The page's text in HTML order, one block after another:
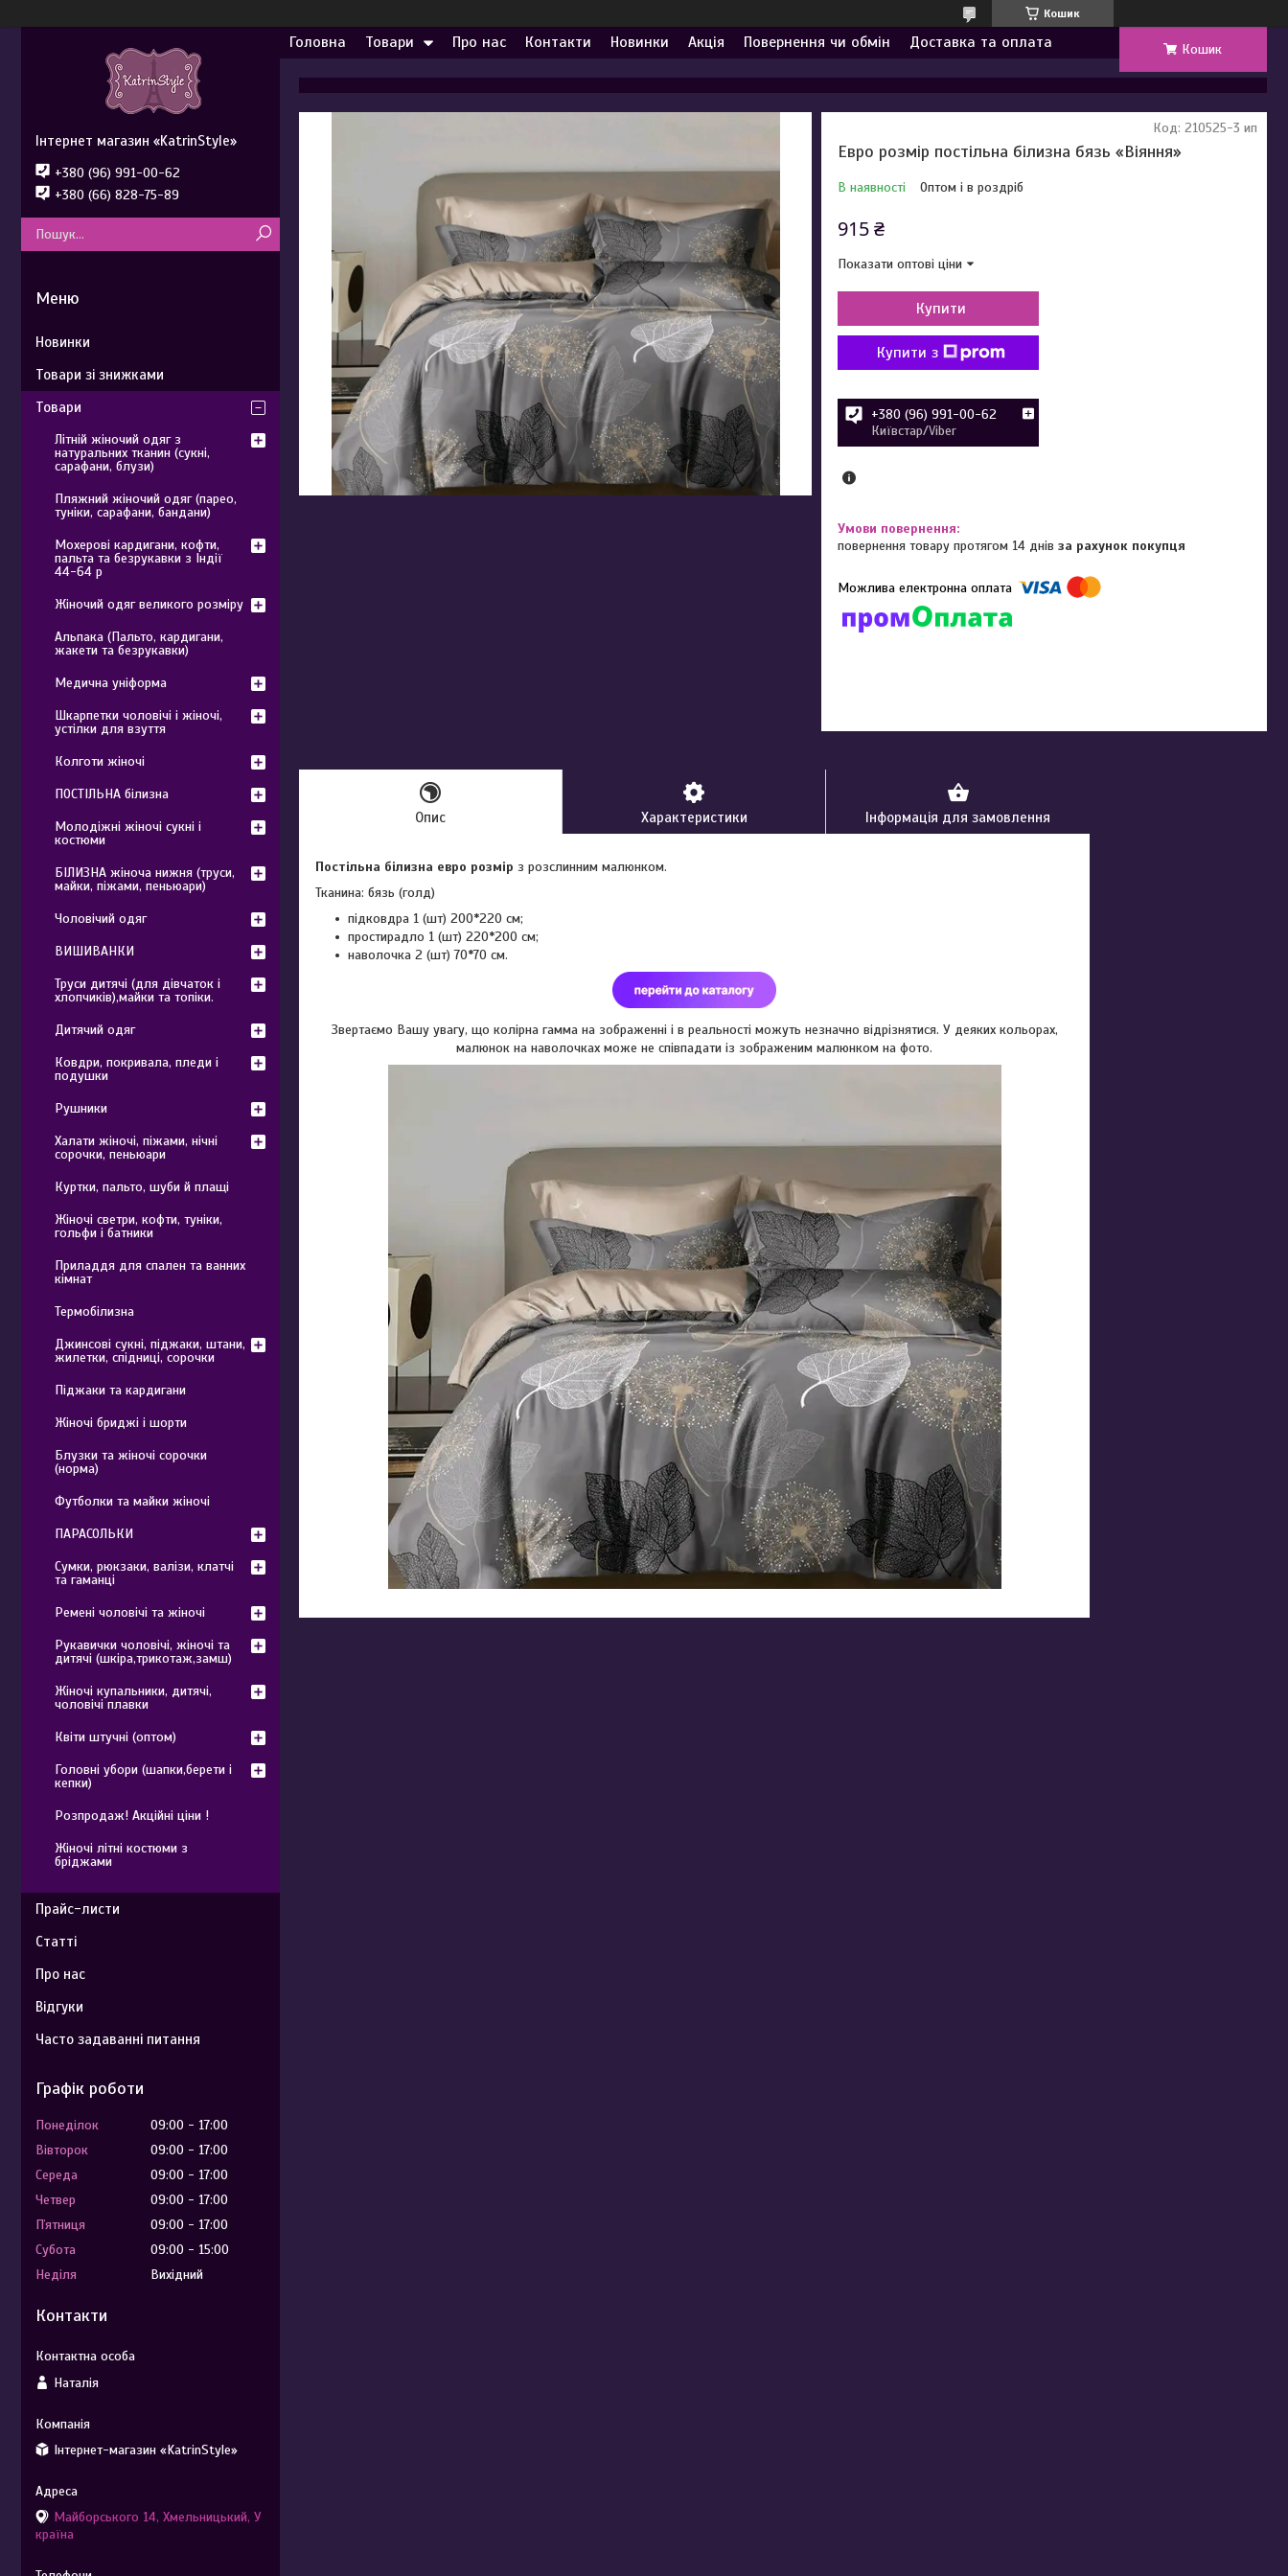
Кошик
Головна Товари Про нас Контакти Новинки Акція Повернення чи обмін Доставка та оплата Кошик
Евро розмір постільна білизна бязь «Віяння»
В наявності Оптом і в роздріб
Код: 210525-3 ип
915 ₴
Показати оптові ціни
Купити
Купити з
+380 (96) 991-00-62
Київстар/Viber
повернення товару протягом 14 днівза рахунок покупця
Опис Характеристики Інформація для замовлення
Постільна білизна евро розмір з розслинним малюнком.
Тканина: бязь (голд)
підковдра 1 (шт) 200*220 см;
простирадло 1 (шт) 220*200 см;
наволочка 2 (шт) 70*70 см.
Звертаємо Вашу увагу, що колірна гамма на зображенні і в реальності можуть незначно відрізнятися. У деяких кольорах,
малюнок на наволочках може не співпадати із зображеним малюнком на фото.
Інтернет магазин «KatrinStyle»
+380 (96) 991-00-62
+380 (66) 828-75-89
Новинки
Товари зі знижками
Товари
Літній жіночий одяг з
натуральних тканин (сукні,
сарафани, блузи)
Пляжний жіночий одяг (парео,
туніки, сарафани, бандани)
Мохерові кардигани, кофти,
пальта та безрукавки з Індії
44-64 р
Жіночий одяг великого розміру
Альпака (Пальто, кардигани,
жакети та безрукавки)
Медична уніформа
Шкарпетки чоловічі і жіночі,
устілки для взуття
Колготи жіночі
ПОСТІЛЬНА білизна
Молодіжні жіночі сукні і
костюми
БІЛИЗНА жіноча нижня (труси,
майки, піжами, пеньюари)
Чоловічий одяг
ВИШИВАНКИ
Труси дитячі (для дівчаток і
хлопчиків),майки та топіки.
Дитячий одяг
Ковдри, покривала, пледи і
подушки
Рушники
Халати жіночі, піжами, нічні
сорочки, пеньюари
Куртки, пальто, шуби й плащі
Жіночі светри, кофти, туніки,
гольфи і батники
Приладдя для спален та ванних
кімнат
Термобілизна
Джинсові сукні, піджаки, штани,
жилетки, спідниці, сорочки
Піджаки та кардигани
Жіночі бриджі і шорти
Блузки та жіночі сорочки
(норма)
Футболки та майки жіночі
ПАРАСОЛЬКИ
Сумки, рюкзаки, валізи, клатчі
та гаманці
Ремені чоловічі та жіночі
Рукавички чоловічі, жіночі та
дитячі (шкіра,трикотаж,замш)
Жіночі купальники, дитячі,
чоловічі плавки
Квіти штучні (оптом)
Головні убори (шапки,берети і
кепки)
Розпродаж! Акційні ціни !
Жіночі літні костюми з
бріджами
Прайс-листи
Статті
Про нас
Відгуки
Часто задаванні питання
Графік роботи
Понеділок 09:00
17:00
Вівторок
09:00
17:00
Середа
09:00
17:00
Четвер
09:00
17:00
Пʼятниця
09:00
17:00
Субота
09:00
15:00
Неділя
Вихідний
Контакти
Наталія
Інтернет-магазин «KatrinStyle»
Майборського 14, Хмельницький, У
країна